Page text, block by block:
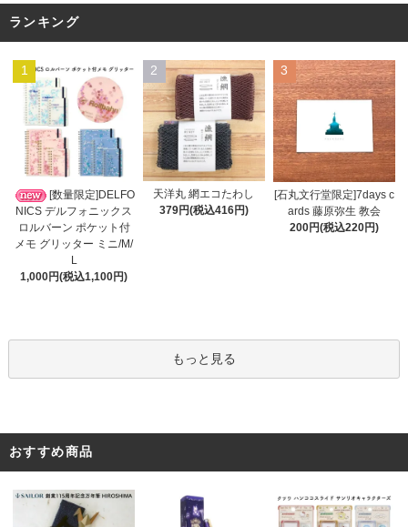
ランキング
1
[数量限定]DELFO
NICS デルフォニックス
ロルバーン ポケット付
メモ グリッター ミニ/M/
L
1,000円(税込1,100円)
2
天洋丸 網エコたわし
379円(税込416円)
3
[石丸文行堂限定]7days c
ards 藤原弥生 教会
200円(税込220円)
もっと見る
おすすめ商品